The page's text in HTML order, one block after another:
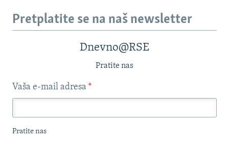
Pretplatite se na naš newsletter
Dnevno@RSE
Pratite nas
Vaša e-mail adresa *
Pratite nas